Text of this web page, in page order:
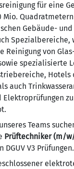
für eine
Mio.
Gebäude- und
Spezialbereiche,
Reinigung von
spezialisierte
Hotels
auch
Elektroprüfungen
Teams
Prüftechniker (m/
DGUV V3 Prüfungen.